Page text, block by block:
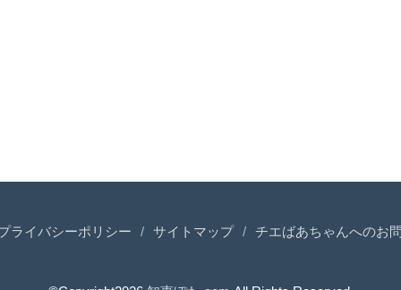
ライバシーポリシー サイトマップ チエばあちゃんへのお